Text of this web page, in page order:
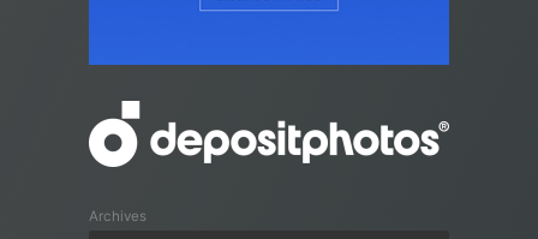
Archives